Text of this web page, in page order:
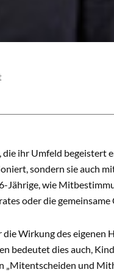
ihr Umfeld begeistert
sondern sie auch
wie
oder die gemeinsame
Wirkung des eigenen
bedeutet dies auch,
und